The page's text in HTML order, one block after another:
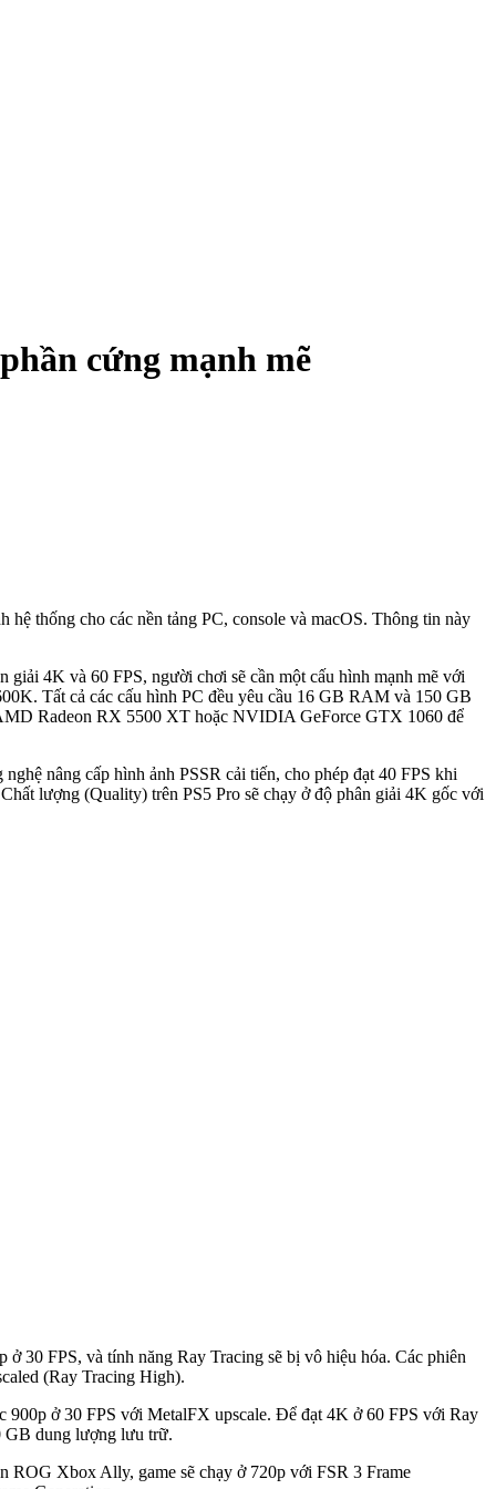
cứng mạnh mẽ
thống cho các nền tảng PC, console và macOS. Thông tin này
4K và 60 FPS, người chơi sẽ cần một cấu hình mạnh mẽ với
Tất cả các cấu hình PC đều yêu cầu 16 GB RAM và 150 GB
Radeon RX 5500 XT hoặc NVIDIA GeForce GTX 1060 để
nâng cấp hình ảnh PSSR cải tiến, cho phép đạt 40 FPS khi
lượng (Quality) trên PS5 Pro sẽ chạy ở độ phân giải 4K gốc với
30 FPS, và tính năng Ray Tracing sẽ bị vô hiệu hóa. Các phiên
(Ray Tracing High).
900p ở 30 FPS với MetalFX upscale. Để đạt 4K ở 60 FPS với Ray
GB dung lượng lưu trữ.
ROG Xbox Ally, game sẽ chạy ở 720p với FSR 3 Frame